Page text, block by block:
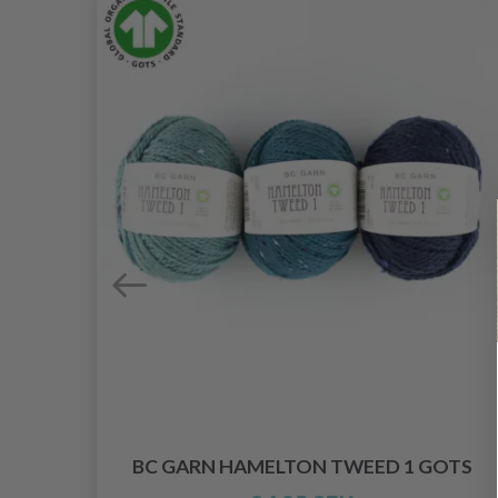
BC GARN HAMELTON TWEED 1 GOTS